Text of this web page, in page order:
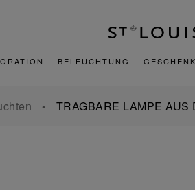
BELEUCHTUNG
TRAGBARE LAMPE AUS